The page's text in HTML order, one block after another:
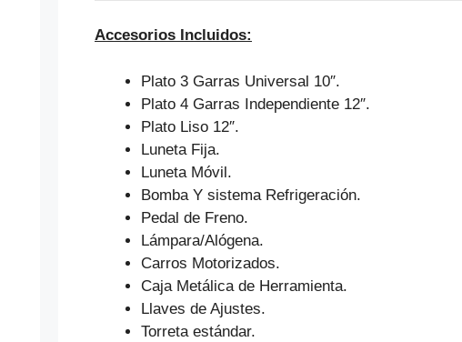
Accesorios Incluidos:
Plato 3 Garras Universal 10″.
Plato 4 Garras Independiente 12″.
Plato Liso 12″.
Luneta Fija.
Luneta Móvil.
Bomba Y sistema Refrigeración.
Pedal de Freno.
Lámpara/Alógena.
Carros Motorizados.
Caja Metálica de Herramienta.
Llaves de Ajustes.
Torreta estándar.